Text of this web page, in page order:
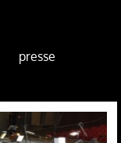
presse